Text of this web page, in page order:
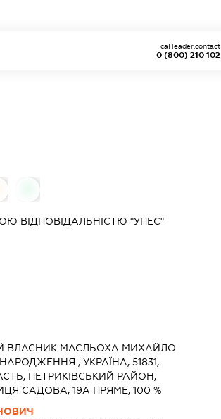
0 (800) 210 102
caHeader.contact
ВІДПОВІДАЛЬНІСТЮ "УПЕС"
ВЛАСНИК МАСЛЬОХА МИХАЙЛО
, УКРАЇНА, 51831,
ПЕТРИКІВСЬКИЙ РАЙОН,
САДОВА, 19А ПРЯМЕ, 100 %